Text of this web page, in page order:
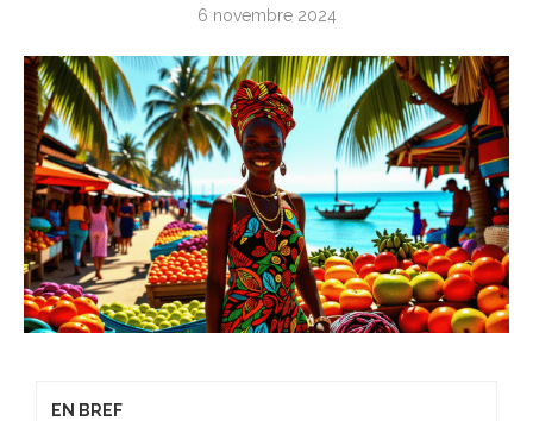
6 novembre 2024
EN BREF